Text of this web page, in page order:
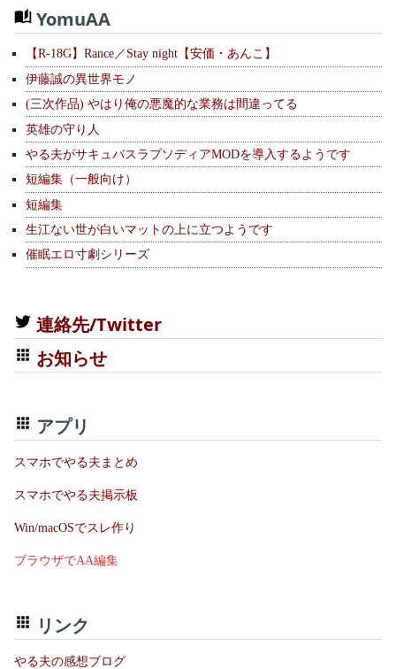
YomuAA
【R-18G】Rance／Stay night【安価・あんこ】
伊藤誠の異世界モノ
(三次作品) やはり俺の悪魔的な業務は間違ってる
英雄の守り人
やる夫がサキュバスラプソディアMODを導入するようです
短編集（一般向け）
短編集
生江ない世が白いマットの上に立つようです
催眠エロ寸劇シリーズ
連絡先/Twitter
お知らせ
アプリ
スマホでやる夫まとめ
スマホでやる夫掲示板
Win/macOSでスレ作り
ブラウザでAA編集
リンク
やる夫の感想ブログ